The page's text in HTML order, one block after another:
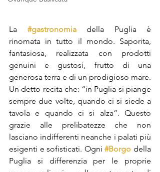
La #gastronomia della Puglia è
rinomata in tutto il mondo. Saporita,
fantasiosa, realizzata con prodotti
genuini e gustosi, frutto di una
generosa terra e di un prodigioso mare.
Un detto recita che: “in Puglia si piange
sempre due volte, quando ci si siede a
tavola e quando ci si alza”. Questo
grazie alle prelibatezze che non
lasciano indifferenti neanche i palati più
esigenti e sofisticati. Ogni #Borgo della
Puglia si differenzia per le proprie